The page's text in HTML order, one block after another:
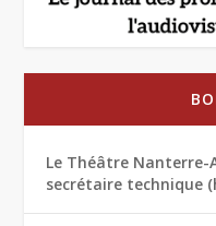
Le Théâtre Nanterre-
secrétaire technique